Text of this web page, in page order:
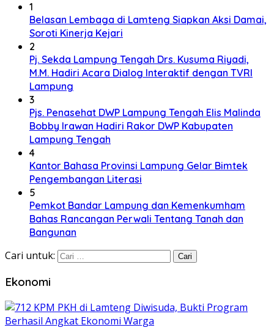
1
Belasan Lembaga di Lamteng Siapkan Aksi Damai,
Soroti Kinerja Kejari
2
Pj. Sekda Lampung Tengah Drs. Kusuma Riyadi,
M.M. Hadiri Acara Dialog Interaktif dengan TVRI
Lampung
3
Pjs. Penasehat DWP Lampung Tengah Elis Malinda
Bobby Irawan Hadiri Rakor DWP Kabupaten
Lampung Tengah
4
Kantor Bahasa Provinsi Lampung Gelar Bimtek
Pengembangan Literasi
5
Pemkot Bandar Lampung dan Kemenkumham
Bahas Rancangan Perwali Tentang Tanah dan
Bangunan
Cari untuk:
Ekonomi